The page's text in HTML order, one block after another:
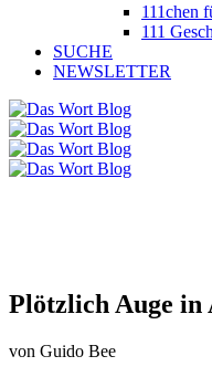
111chen
111
SUCHE
NEWSLETTER
Plötzlich Auge in
von Guido Bee